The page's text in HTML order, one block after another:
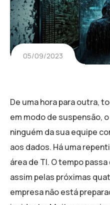
05/09/2023
De uma hora para outra,
em modo de suspensão,
ninguém da sua equipe
aos dados. Há uma
área de TI. O tempo
assim pelas próximas
empresa não está